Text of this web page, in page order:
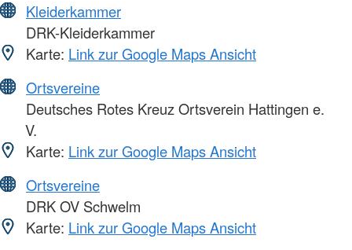
Kleiderkammer
DRK-Kleiderkammer
Karte: Link zur Google Maps Ansicht
Ortsvereine
Deutsches Rotes Kreuz Ortsverein Hattingen e.
V.
Karte: Link zur Google Maps Ansicht
Ortsvereine
DRK OV Schwelm
Karte: Link zur Google Maps Ansicht